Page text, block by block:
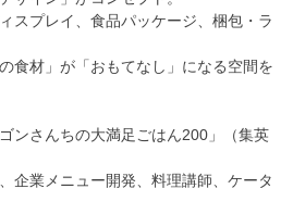
スプレイ、食品パッケージ、梱包・ラ
食材」が「おもてなし」になる空間を
ンさんちの大満足ごはん200」（集英
企業メニュー開発、料理講師、ケータ